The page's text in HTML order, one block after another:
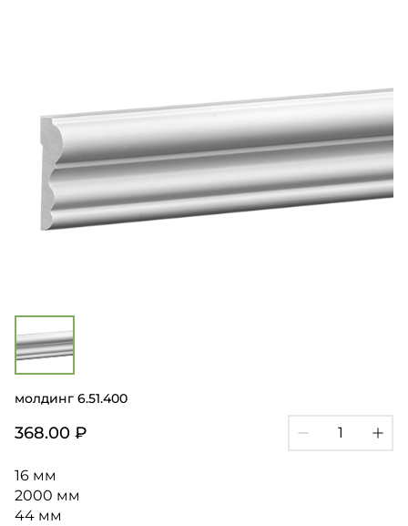
молдинг 6.51.400
368.00 ₽
16 мм
2000 мм
44 мм